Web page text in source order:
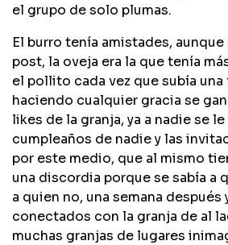
el grupo de solo plumas.
El burro tenía amistades,
post, la oveja era la que tenía
el pollito cada vez que subía
haciendo cualquier gracia se
likes de la granja, ya a nadie se
cumpleaños de nadie y las
por este medio, que al mismo
una discordia porque se sabía a
a quien no, una semana después
conectados con la granja de al
muchas granjas de lugares